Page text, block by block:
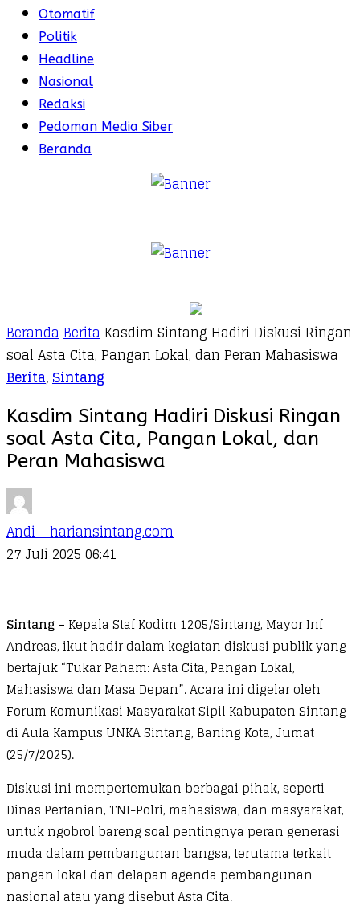
Otomatif
Politik
Headline
Nasional
Redaksi
Pedoman Media Siber
Beranda
BerandaBeritaKasdim Sintang Hadiri Diskusi Ringan
soal Asta Cita, Pangan Lokal, dan Peran Mahasiswa
Berita,Sintang
Kasdim Sintang Hadiri Diskusi Ringan
soal Asta Cita, Pangan Lokal, dan
Peran Mahasiswa
Andi - hariansintang.com
27 Juli 2025 06:41
Sintang – Kepala Staf Kodim 1205/Sintang, Mayor Inf
Andreas, ikut hadir dalam kegiatan diskusi publik yang
bertajuk “Tukar Paham: Asta Cita, Pangan Lokal,
Mahasiswa dan Masa Depan”. Acara ini digelar oleh
Forum Komunikasi Masyarakat Sipil Kabupaten Sintang
di Aula Kampus UNKA Sintang, Baning Kota, Jumat
(25/7/2025).
Diskusi ini mempertemukan berbagai pihak, seperti
Dinas Pertanian, TNI-Polri, mahasiswa, dan masyarakat,
untuk ngobrol bareng soal pentingnya peran generasi
muda dalam pembangunan bangsa, terutama terkait
pangan lokal dan delapan agenda pembangunan
nasional atau yang disebut Asta Cita.